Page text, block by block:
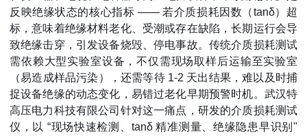
反映绝缘状态的核心指标 —— 若介质损耗因数（tanδ）超
标，意味着绝缘材料老化、受潮或存在缺陷，长期运行会导
致绝缘击穿，引发设备烧毁、停电事故。传统介质损耗测试
需依赖大型实验室设备，不仅需现场取样后运输至实验室
（易造成样品污染），还需等待 1-2 天出结果，难以及时捕
捉设备绝缘的动态变化，易错过老化早期预警时机。武汉特
高压电力科技有限公司针对这一痛点，研发的介质损耗测试
仪，以 “现场快速检测、tanδ 精准测量、绝缘隐患早识别"